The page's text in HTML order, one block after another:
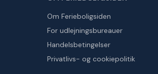
Om Ferieboligsiden
For udlejningsbureauer
Handelsbetingelser
Privatlivs- og cookiepolitik